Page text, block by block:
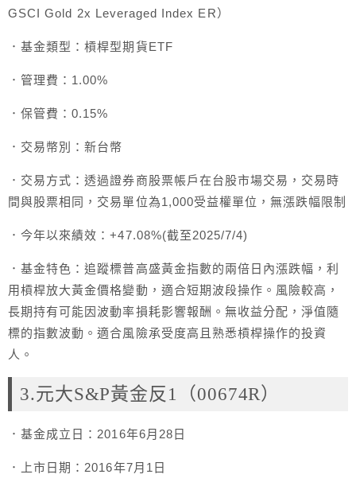
GSCI Gold 2x Leveraged Index ER）
．基金類型：槓桿型期貨ETF
．管理費：1.00%
．保管費：0.15%
．交易幣別：新台幣
．交易方式：透過證券商股票帳戶在台股市場交易，交易時
間與股票相同，交易單位為1,000受益權單位，無漲跌幅限制
．今年以來績效：+47.08%(截至2025/7/4)
．基金特色：追蹤標普高盛黃金指數的兩倍日內漲跌幅，利
用槓桿放大黃金價格變動，適合短期波段操作。風險較高，
長期持有可能因波動率損耗影響報酬。無收益分配，淨值隨
標的指數波動。適合風險承受度高且熟悉槓桿操作的投資
人。
3.元大S&P黃金反1（00674R）
．基金成立日：2016年6月28日
．上市日期：2016年7月1日